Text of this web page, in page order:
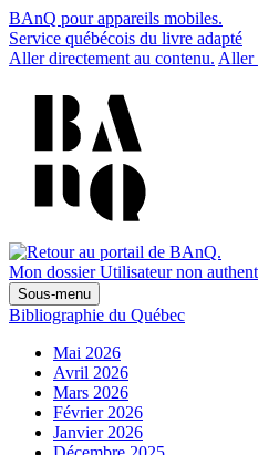
BAnQ pour appareils mobiles.
Service québécois du livre adapté
Aller directement au contenu. Aller
Mon dossier Utilisateur non
Sous-menu
Bibliographie du Québec
Mai 2026
Avril 2026
Mars 2026
Février 2026
Janvier 2026